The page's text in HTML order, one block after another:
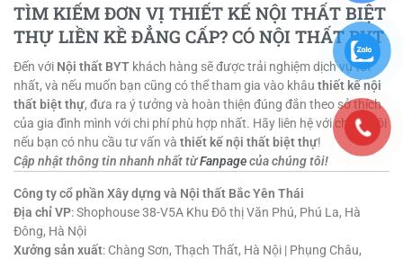
TÌM KIẾM ĐƠN VỊ THIẾT KẾ NỘI THẤT BIỆT
THỰ LIỀN KỀ ĐẲNG CẤP? CÓ NỘI THẤT BYT
Đến với Nội thất BYT khách hàng sẽ được trải nghiệm dịch vụ tốt
nhất, và nếu muốn bạn cũng có thể tham gia vào khâu thiết kế nội
thất biệt thự, đưa ra ý tưởng và hoàn thiện đúng đắn theo sở thích
của gia đình mình với chi phí phù hợp nhất. Hãy liên hệ với chúng tôi
nếu bạn có nhu cầu tư vấn và thiết kế nội thất biệt thự!
Cập nhật thông tin nhanh nhất từFanpagecủa chúng tôi!
Công ty cổ phần Xây dựng và Nội thất Bắc Yên Thái
Địa chỉ VP: Shophouse 38-V5A Khu Đô thị Văn Phú, Phú La, Hà
Đông, Hà Nội
Xưởng sản xuất: Chàng Sơn, Thạch Thất, Hà Nội | Phụng Châu,